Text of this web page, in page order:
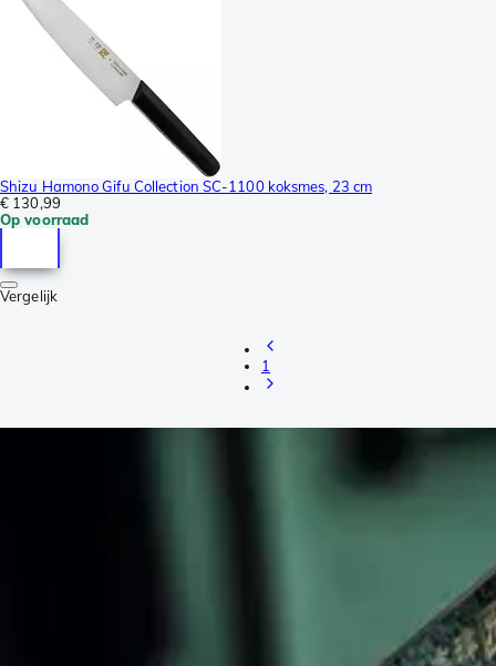
Shizu Hamono Gifu Collection SC-1100 koksmes, 23 cm
€ 130,99
Op voorraad
Vergelijk
1